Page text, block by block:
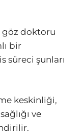
göz doktoru
bir
süreci şunları
keskinliği,
ve